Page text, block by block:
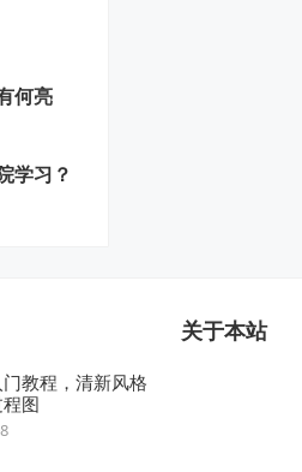
何亮
学习？
教程，清新风格
图
关于本站